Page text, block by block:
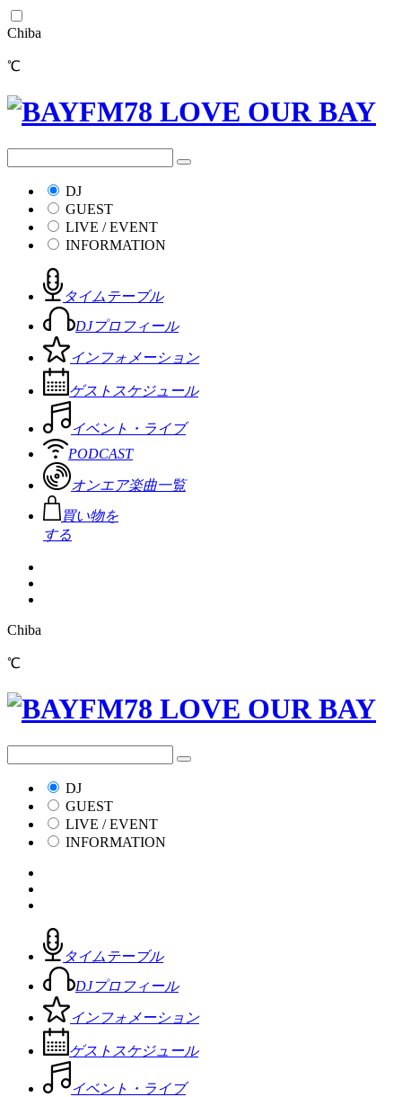
Chiba
℃
DJ
GUEST
LIVE / EVENT
INFORMATION
タイムテーブル
DJプロフィール
インフォメーション
ゲストスケジュール
イベント・ライブ
PODCAST
オンエア楽曲一覧
買い物を
する
Chiba
℃
DJ
GUEST
LIVE / EVENT
INFORMATION
タイムテーブル
DJプロフィール
インフォメーション
ゲストスケジュール
イベント・ライブ